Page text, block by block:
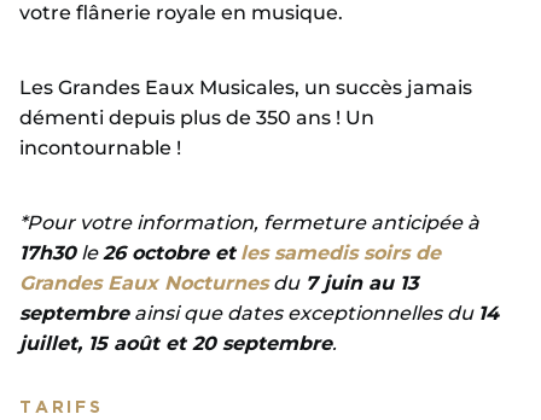
votre flânerie royale en musique.
Les Grandes Eaux Musicales, un succès jamais
démenti depuis plus de 350 ans ! Un
incontournable !
*Pour votre information, fermeture anticipée à
17h30le26 octobre et les samedis soirs de
Grandes Eaux Nocturnesdu7 juin au 13
septembreainsi que dates exceptionnelles du 14
juillet, 15 août et 20 septembre.
TARIFS